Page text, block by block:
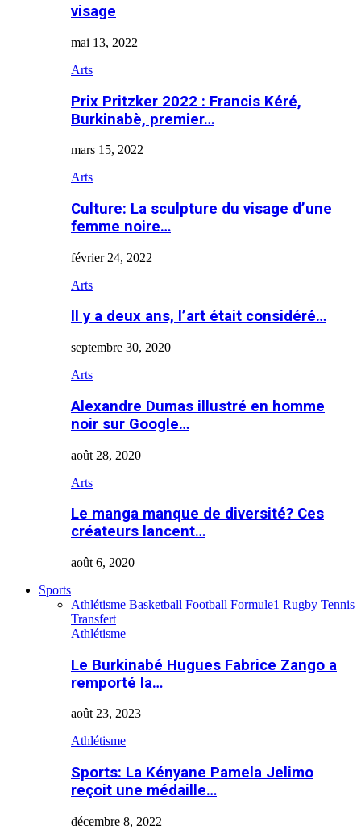
visage
mai 13, 2022
Arts
Prix Pritzker 2022 : Francis Kéré,
Burkinabè, premier…
mars 15, 2022
Arts
Culture: La sculpture du visage d’une
femme noire…
février 24, 2022
Arts
Il y a deux ans, l’art était considéré…
septembre 30, 2020
Arts
Alexandre Dumas illustré en homme
noir sur Google…
août 28, 2020
Arts
Le manga manque de diversité? Ces
créateurs lancent…
août 6, 2020
Sports
Athlétisme Basketball Football Formule1 Rugby Tennis
Transfert
Athlétisme
Le Burkinabé Hugues Fabrice Zango a
remporté la…
août 23, 2023
Athlétisme
Sports: La Kényane Pamela Jelimo
reçoit une médaille…
décembre 8, 2022